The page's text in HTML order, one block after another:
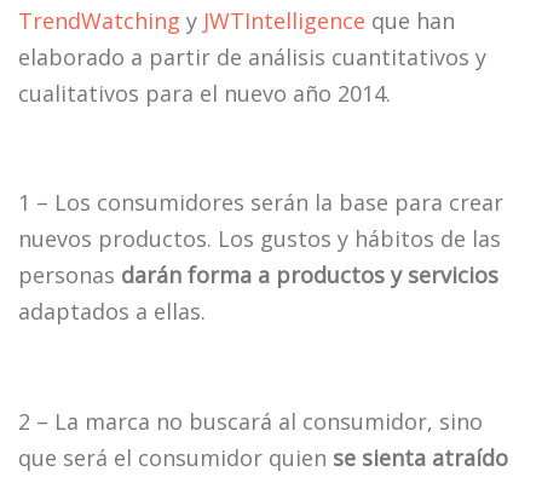
TrendWatching y JWTIntelligence que han
elaborado a partir de análisis cuantitativos y
cualitativos para el nuevo año 2014.
1 – Los consumidores serán la base para crear
nuevos productos. Los gustos y hábitos de las
personas darán forma a productos y servicios
adaptados a ellas.
2 – La marca no buscará al consumidor, sino
que será el consumidor quien se sienta atraído